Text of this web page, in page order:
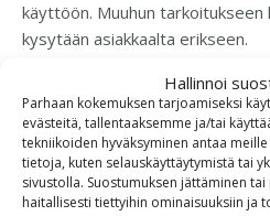
Hallinnoi
Parhaan kokemuksen tarjoamiseksi
evästeitä, tallentaaksemme ja/tai
tekniikoiden hyväksyminen antaa
tietoja, kuten selauskäyttäytymistä tai
sivustolla. Suostumuksen jättäminen
haitallisesti tiettyihin ominaisuuksiin ja
käyttöön. Muuhun
kysytään asiakkaalta erikseen.
Jos haluat poistaa tai muuttaa
yhteisöstäsi tai sinusta on
kysyttävää henkilötietojesi
SolarBiox Oy, Tuula Kantola
Puhelin: 0405694522